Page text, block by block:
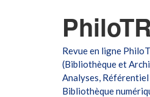
PhiloTR
Revue en ligne
(Bibliothèque et
Analyses,
Bibliothèque